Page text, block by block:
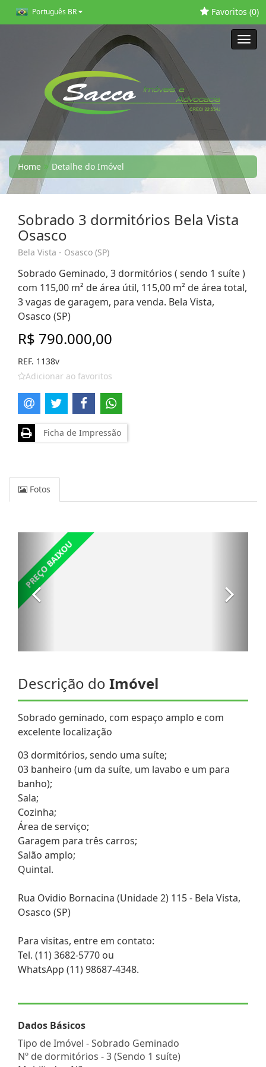
Português BR Favoritos (0)
Home Detalhe do Imóvel
Sobrado 3 dormitórios Bela Vista
Osasco
Bela Vista - Osasco (SP)
Sobrado Geminado, 3 dormitórios ( sendo 1 suíte )
com 115,00 m² de área útil, 115,00 m² de área total,
3 vagas de garagem, para venda. Bela Vista,
Osasco (SP)
R$ 790.000,00
REF. 1138v
Adicionar ao favoritos
Ficha de Impressão
Fotos
Descrição do Imóvel
Sobrado geminado, com espaço amplo e com
excelente localização
03 dormitórios, sendo uma suíte;
03 banheiro (um da suíte, um lavabo e um para
banho);
Sala;
Cozinha;
Área de serviço;
Garagem para três carros;
Salão amplo;
Quintal.
Rua Ovidio Bornacina (Unidade 2) 115 - Bela Vista,
Osasco (SP)
Para visitas, entre em contato:
Tel. (11) 3682-5770 ou
WhatsApp (11) 98687-4348.
Dados Básicos
Tipo de Imóvel - Sobrado Geminado
Nº de dormitórios - 3 (Sendo 1 suíte)